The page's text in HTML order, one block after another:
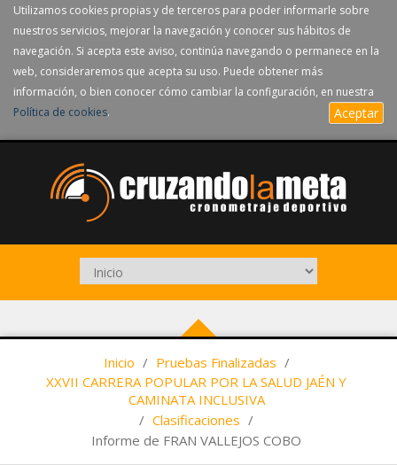
Utilizamos cookies propias y de terceros para poder informarle sobre
nuestros servicios, mejorar la navegación y conocer sus hábitos de
navegación. Si acepta este aviso, continúa navegando o permanece en la
web, consideraremos que acepta su uso. Puede obtener más
información, o bien conocer cómo cambiar la configuración, en nuestra
Política de cookies. Aceptar
Inicio / Pruebas Finalizadas /
XXVII CARRERA POPULAR POR LA SALUD JAÉN Y
CAMINATA INCLUSIVA
/ Clasificaciones /
Informe de FRAN VALLEJOS COBO